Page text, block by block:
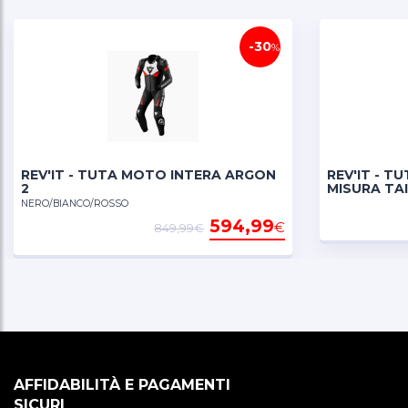
REV'IT - TUTA MOTO INTERA ARGON
2
NERO/BIANCO/ROSSO
594,99€
849,99€
-30%
REV'IT -
MISURA
AFFIDABILITÀ E PAGAMENTI